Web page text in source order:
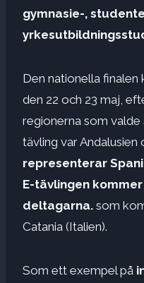
gymnasie-,
Den nationella
den 22 och 23 maj,
regionerna som valde
tävling var Andalusien
representerar
E-tävlingen
deltagarna. som
Catania (Italien).
Som ett exempel på